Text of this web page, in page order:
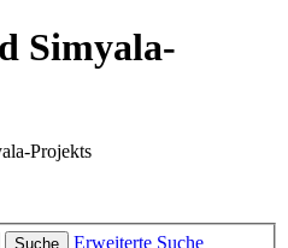
Simyala-
Projekts
Suche Erweiterte Suche